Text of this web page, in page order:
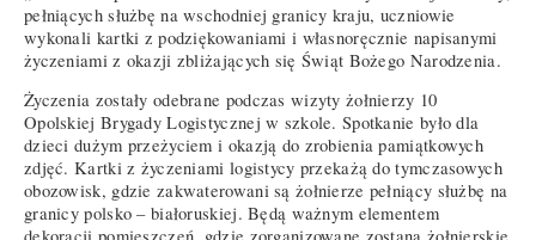
pełniących służbę na wschodniej granicy kraju, uczniowie
wykonali kartki z podziękowaniami i własnoręcznie napisanymi
życzeniami z okazji zbliżających się Świąt Bożego Narodzenia.
Życzenia zostały odebrane podczas wizyty żołnierzy 10
Opolskiej Brygady Logistycznej w szkole. Spotkanie było dla
dzieci dużym przeżyciem i okazją do zrobienia pamiątkowych
zdjęć. Kartki z życzeniami logistycy przekażą do tymczasowych
obozowisk, gdzie zakwaterowani są żołnierze pełniący służbę na
granicy polsko – białoruskiej. Będą ważnym elementem